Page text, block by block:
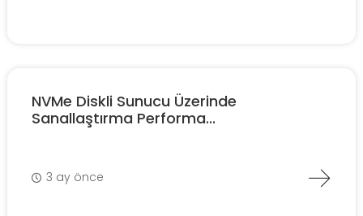
NVMe Diskli Sunucu Üzerinde
Sanallaştırma Performa...
3 ay önce